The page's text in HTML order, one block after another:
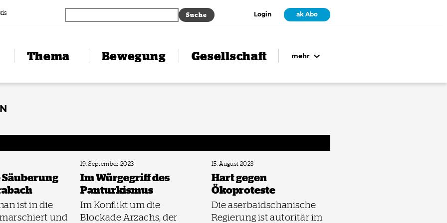
Login ak Abo
Thema Bewegung Gesellschaft mehr
ist in die
und
19. September 2023
Im Würgegriff des
Panturkismus
Im Konflikt um die
Blockade Arzachs, der
15. August 2023
Hart gegen
Ökoproteste
Die aserbaidschanische
Regierung ist autoritär im